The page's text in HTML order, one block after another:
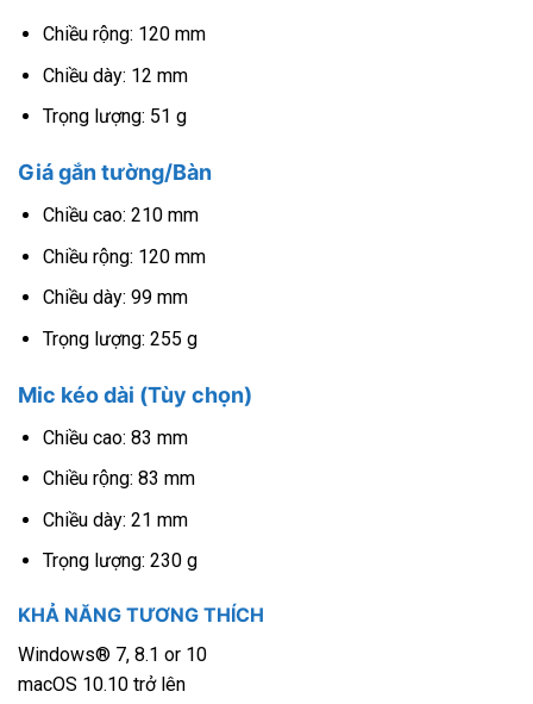
Chiều rộng: 120 mm
Chiều dày: 12 mm
Trọng lượng: 51 g
Giá gắn tường/Bàn
Chiều cao: 210 mm
Chiều rộng: 120 mm
Chiều dày: 99 mm
Trọng lượng: 255 g
Mic kéo dài (Tùy chọn)
Chiều cao: 83 mm
Chiều rộng: 83 mm
Chiều dày: 21 mm
Trọng lượng: 230 g
KHẢ NĂNG TƯƠNG THÍCH
Windows® 7, 8.1 or 10
macOS 10.10 trở lên